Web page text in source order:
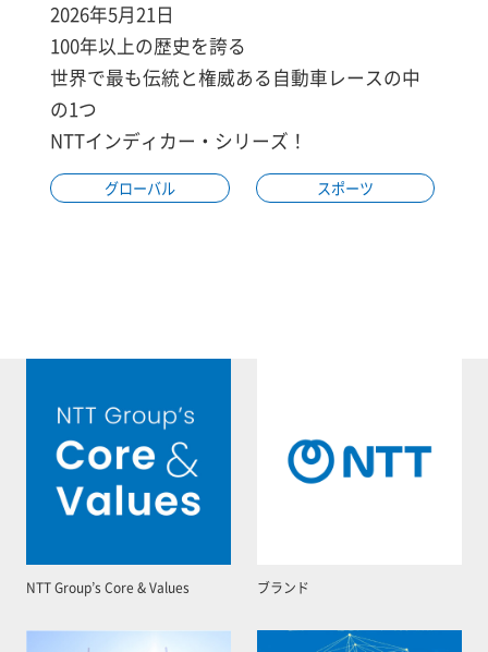
2026年5月21日
100年以上の歴史を誇る
世界で最も伝統と権威ある自動車レースの中
の1つ
NTTインディカー・シリーズ！
グローバル スポーツ
NTT Group’s Core & Values ブランド